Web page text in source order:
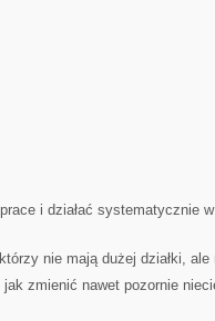
i działać systematycznie
nie mają dużej działki,
zmienić nawet pozornie